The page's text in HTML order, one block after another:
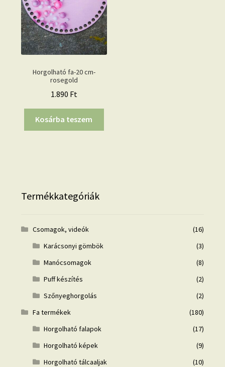
Horgolható fa-20 cm-
rosegold
1.890 Ft
Kosárba teszem
Termékkategóriák
Csomagok, videók
(16)
Karácsonyi gömbök
(3)
Manócsomagok
(8)
Puff készítés
(2)
Szőnyeghorgolás
(2)
Fa termékek
(180)
Horgolható falapok
(17)
Horgolható képek
(9)
Horgolható tálcaaljak
(10)